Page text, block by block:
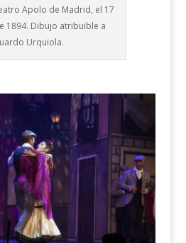
Apolo de Madrid, el 17
1894. Dibujo atribuible a
Urquiola.